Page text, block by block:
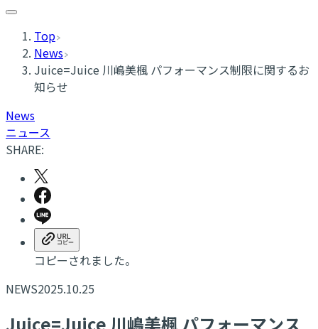
Top
News
​Juice=Juice 川嶋美楓 パフォーマンス制限に関するお
知らせ
News
ニュース
SHARE:
コピーされました。
NEWS2025.10.25
​Juice=Juice 川嶋美楓 パフォーマンス